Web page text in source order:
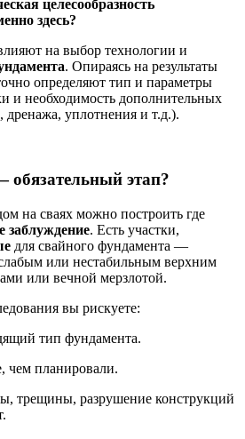
целесообразность
здесь?
на выбор технологии и
. Опираясь на результаты
определяют тип и параметры
и необходимость дополнительных
уплотнения и т.д.).
обязательный этап?
на сваях можно построить где
заблуждение. Есть участки,
для свайного фундамента —
или нестабильным верхним
или вечной мерзлотой.
вы рискуете:
тип фундамента.
чем планировали.
трещины, разрушение конструкций